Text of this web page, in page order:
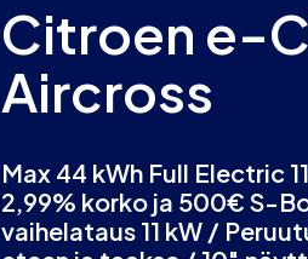
Citroen e-
Aircross
Max 44 kWh Full Electric
2,99% korko ja 500€ S-
vaihelataus 11 kW /